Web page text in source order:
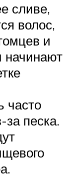
сливе,
волос,
и
начинают
часто
за песка.